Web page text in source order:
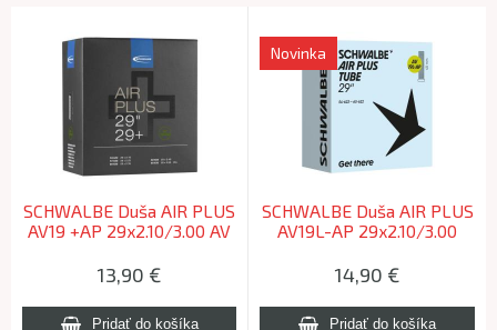
SCHWALBE Duša AIR PLUS
AV19 +AP 29x2.10/3.00 AV
13,90 €
SCHWALBE Duša AIR PLUS
AV19L-AP 29x2.10/3.00
420g
Novinka
14,90 €